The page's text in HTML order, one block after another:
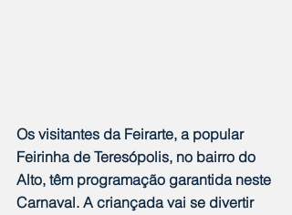
Os visitantes da Feirarte, a popular
Feirinha de Teresópolis, no bairro do
Alto, têm programação garantida neste
Carnaval. A criançada vai se divertir